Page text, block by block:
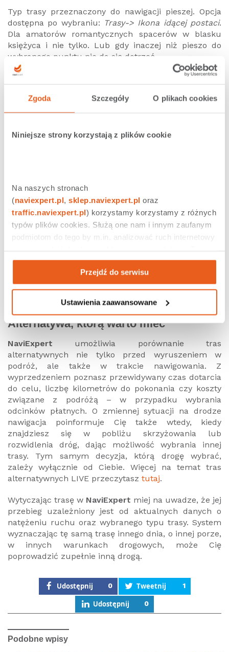
Zgoda Szczegóły O plikach cookies
Niniejsze strony korzystają z plików cookie
Na naszych stronach
(naviexpert.pl sklep.naviexpert.pl
traffic.naviexpert.pl) korzystamy korzystamy z różnych
typów plików cookies. Służą one nam i innym zaufanym
podmiotom do tego by m.in. analizować ruch internetowy
aktywności na naszych stronach internetowych. Więcej
informacji znajdziesz w naszej polityce prywatności
Przejdź do serwisu
Ustawienia zaawansowane
Typ trasy przeznaczony do nawigacji pieszej. Opcja
dostępna po wybraniu: Trasy-> Ikona idącej postaci.
Dla amatorów romantycznych spacerów w blasku
księżyca i nie tylko. Lub gdy inaczej niż pieszo do
wybranego punktu nie da się dotrzeć.
Konfiguracja tras w NaviExpert
Aby zmienić domyślnie proponowany przez aplikację
typ trasy wystarczy wybrać:
Menu > Ustawienia > Ustawienia trasy >
Rekomendowana, Najszybsza i Ekonomiczna, mają za
zadanie doprowadzić do celu w jak najkrótszym
czasie. Podstawowe różnice pomiędzy nimi to:
trasaRekomendowana bierze pod uwagę również
liczbę kilometrów i próbuje znaleźć kompromis
trasaNajszybszakładzie największy nacisk na
czas dojazdu, nawet kosztem nadłożonych
kilkudziesięciu kilometrów,
trasaEkonomicznastawia na minimalne spalanie
dojazdu nie jest tu najważniejszy.
Alternatywa, którą warto mieć
NaviExpert umożliwia porównanie tras
alternatywnych nie tylko przed wyruszeniem w
podróż, ale także w trakcie nawigowania. Z
wyprzedzeniem poznasz przewidywany czas dotarcia
do celu, liczbę kilometrów do pokonania czy koszty
związane z podróżą – w przypadku wybrania
odcinków płatnych. O zmiennej sytuacji na drodze
nawigacja poinformuje Cię także wtedy, kiedy
znajdziesz się w pobliżu skrzyżowania lub
rozwidlenia dróg, dając możliwość wybrania innej
trasy. Tym samym decyzja, którą drogę wybrać,
zależy wyłącznie od Ciebie. Więcej na temat tras
alternatywnych LIVE przeczytasz tutaj.
Wytyczając trasę w NaviExpert miej na uwadze, że jej
przebieg uzależniony jest od aktualnych danych o
natężeniu ruchu oraz wybranego typu trasy. System
wyznaczając tę samą trasę innego dnia, o innej porze,
w innych warunkach drogowych, może Cię
poprowadzić zupełnie inną drogą.
Udostępnij 0 Tweetnij 1
Udostępnij 0
Podobne wpisy